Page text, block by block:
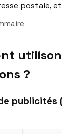
postale,
?
publicités